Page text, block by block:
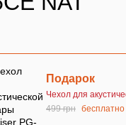
Подарок
Чехол для
499 грн бесплатно